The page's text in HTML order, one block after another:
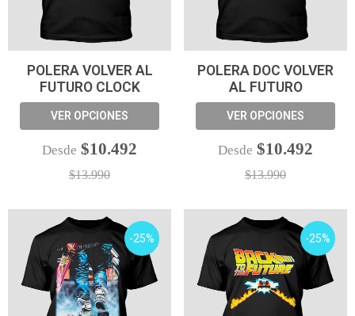
POLERA VOLVER AL
FUTURO CLOCK
VER OPCIONES
Desde $10.492
$13.990
POLERA DOC VOLVER
AL FUTURO
VER OPCIONES
Desde $10.492
$13.990
-25% -25%